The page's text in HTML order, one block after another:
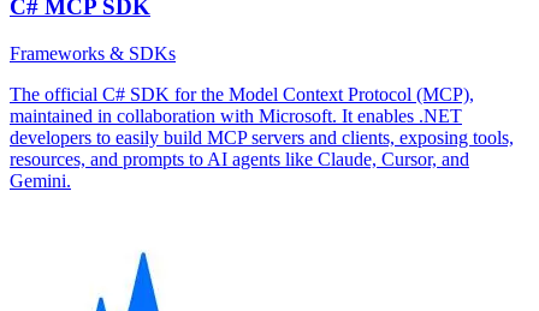
C# MCP SDK
Frameworks & SDKs
The official C# SDK for the Model Context Protocol (MCP),
maintained in collaboration with Microsoft. It enables .NET
developers to easily build MCP servers and clients, exposing tools,
resources, and prompts to AI agents like Claude, Cursor, and
Gemini.